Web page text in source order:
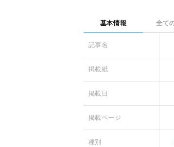
基本情報 全て
記事名
掲載紙
掲載日
掲載ページ
種別